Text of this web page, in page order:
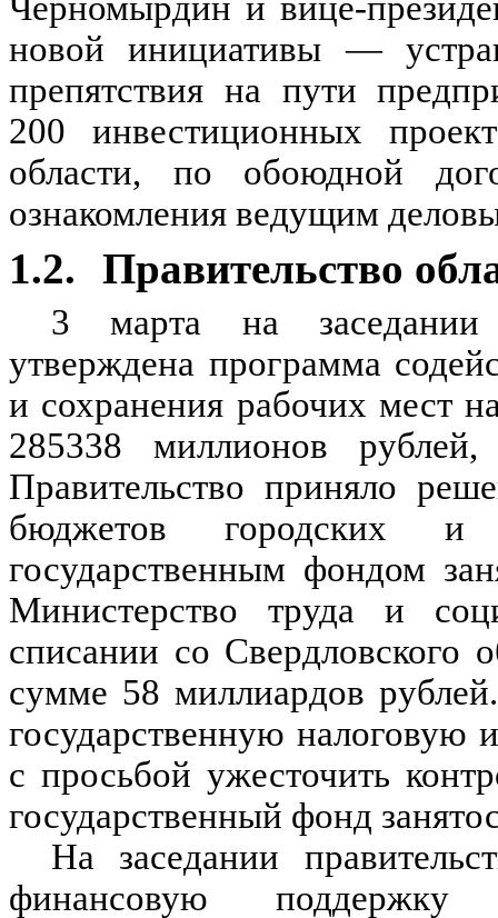
новой инициативы —
препятствия на пути
200 инвестиционных
области, по обоюдной
ознакомления ведущим
1.2. Правительство
3 марта на заседании
утверждена программа
и сохранения рабочих мест
285338 миллионов
Правительство приняло
бюджетов городских и
государственным фондом
Министерство труда и
списании со Свердловского
сумме 58 миллиардов
государственную налоговую
с просьбой ужесточить
государственный фонд
На заседании
финансовую